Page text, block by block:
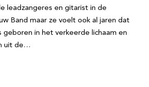
leadzangeres en gitarist in de
Band maar ze voelt ook al jaren dat
in het verkeerde lichaam en
uit de…